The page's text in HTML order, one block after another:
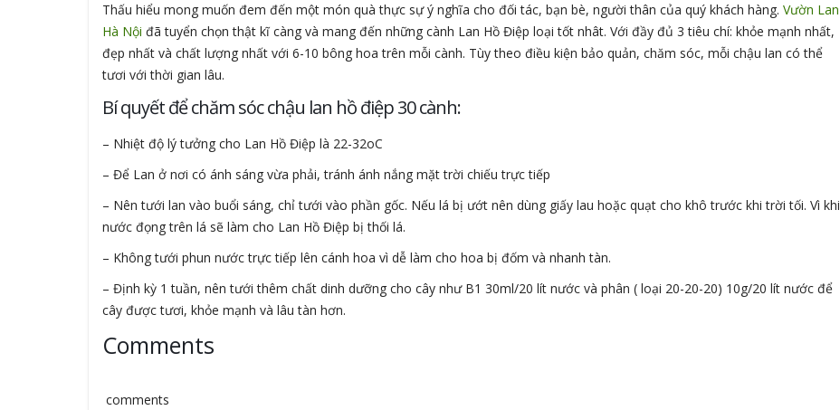
Thấu hiểu mong muốn đem đến một món quà thực sự ý nghĩa cho đối tác, bạn bè, người thân của quý khách hàng. Vườn Lan
Hà Nội đã tuyển chọn thật kĩ càng và mang đến những cành Lan Hồ Điệp loại tốt nhât. Với đầy đủ 3 tiêu chí: khỏe mạnh nhất,
đẹp nhất và chất lượng nhất với 6-10 bông hoa trên mỗi cành. Tùy theo điều kiện bảo quản, chăm sóc, mỗi chậu lan có thể
tươi với thời gian lâu.
Bí quyết để chăm sóc chậu lan hồ điệp 30 cành:
– Nhiệt độ lý tưởng cho Lan Hồ Điệp là 22-32oC
– Để Lan ở nơi có ánh sáng vừa phải, tránh ánh nắng mặt trời chiếu trực tiếp
– Nên tưới lan vào buổi sáng, chỉ tưới vào phần gốc. Nếu lá bị ướt nên dùng giấy lau hoặc quạt cho khô trước khi trời tối. Vì khi
nước đọng trên lá sẽ làm cho Lan Hồ Điệp bị thối lá.
– Không tưới phun nước trực tiếp lên cánh hoa vì dễ làm cho hoa bị đốm và nhanh tàn.
– Định kỳ 1 tuần, nên tưới thêm chất dinh dưỡng cho cây như B1 30ml/20 lít nước và phân ( loại 20-20-20) 10g/20 lít nước để
cây được tươi, khỏe mạnh và lâu tàn hơn.
Comments
comments